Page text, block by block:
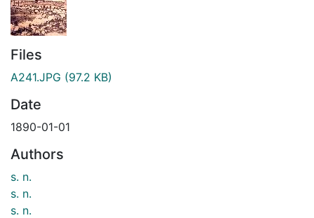
Files
A241.JPG (97.2 KB)
Date
1890-01-01
Authors
s. n.
s. n.
s. n.